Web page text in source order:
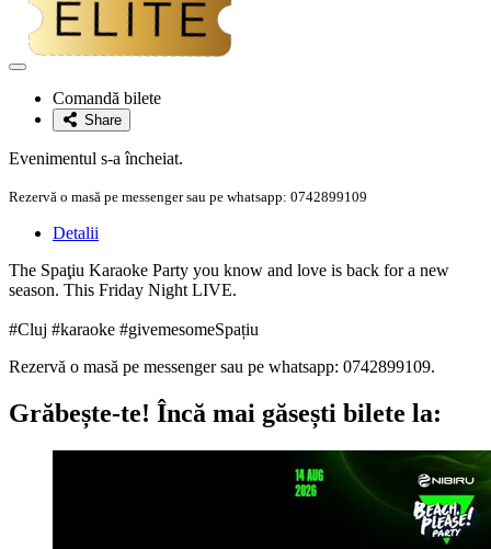
Adaugă
favoriteComandă bilete
Share
Evenimentul s-a încheiat.
Rezervă o masă pe messenger sau pe whatsapp: 0742899109
Detalii
The Spaţiu Karaoke Party you know and love is back for a new
season. This Friday Night LIVE.
#Cluj #karaoke #givemesomeSpațiu
Rezervă o masă pe messenger sau pe whatsapp: 0742899109.
Grăbește-te! Încă mai găsești bilete la: